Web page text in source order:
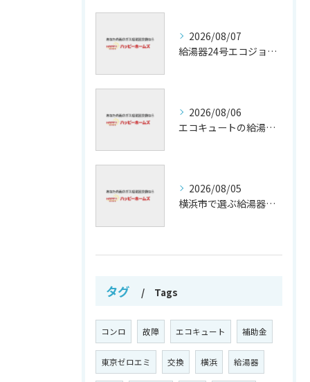
2026/08/07
給湯器24号エコジョーズの省エネ技術解説
2026/08/06
エコキュートの給湯効率と省エネ効果
2026/08/05
横浜市で選ぶ給湯器交換の口コミ分析
タグ Tags
コンロ 故障 エコキュート 補助金
東京ゼロエミ 交換 横浜 給湯器